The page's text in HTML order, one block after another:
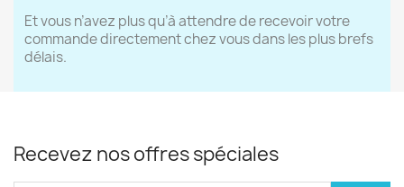
Et vous n’avez plus qu’à attendre de recevoir votre
commande directement chez vous dans les plus brefs
délais.
Recevez nos offres spéciales